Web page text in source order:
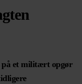
på et militært opgør